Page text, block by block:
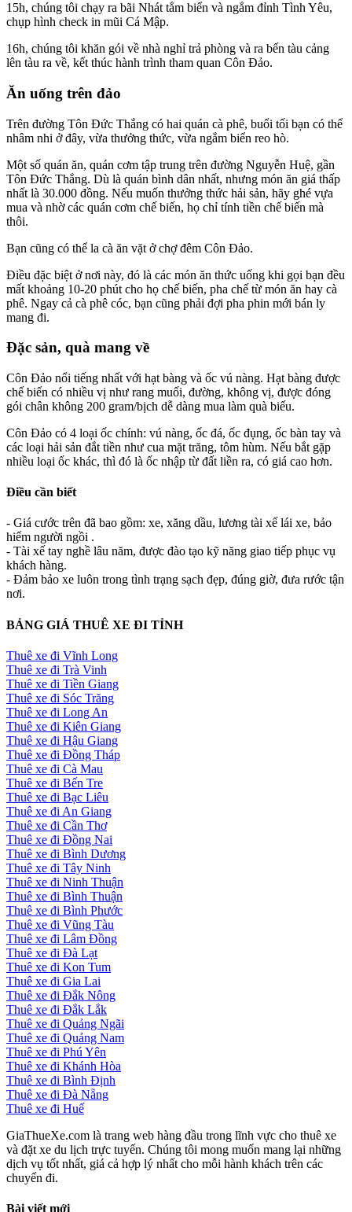
15h, chúng tôi chạy ra bãi Nhát tắm biển và ngắm đỉnh Tình Yêu,
chụp hình check in mũi Cá Mập.
16h, chúng tôi khăn gói về nhà nghỉ trả phòng và ra bến tàu cảng
lên tàu ra về, kết thúc hành trình tham quan Côn Đảo.
Ăn uống trên đảo
Trên đường Tôn Đức Thắng có hai quán cà phê, buổi tối bạn có thể
nhâm nhi ở đây, vừa thưởng thức, vừa ngắm biển reo hò.
Một số quán ăn, quán cơm tập trung trên đường Nguyễn Huệ, gần
Tôn Đức Thắng. Dù là quán bình dân nhất, nhưng món ăn giá thấp
nhất là 30.000 đồng. Nếu muốn thưởng thức hải sản, hãy ghé vựa
mua và nhờ các quán cơm chế biến, họ chỉ tính tiền chế biến mà
thôi.
Bạn cũng có thể la cà ăn vặt ở chợ đêm Côn Đảo.
Điều đặc biệt ở nơi này, đó là các món ăn thức uống khi gọi bạn đều
mất khoảng 10-20 phút cho họ chế biến, pha chế từ món ăn hay cà
phê. Ngay cả cà phê cóc, bạn cũng phải đợi pha phin mới bán ly
mang đi.
Đặc sản, quà mang về
Côn Đảo nổi tiếng nhất với hạt bàng và ốc vú nàng. Hạt bàng được
chế biến có nhiều vị như rang muối, đường, không vị, được đóng
gói chân không 200 gram/bịch dễ dàng mua làm quà biếu.
Côn Đảo có 4 loại ốc chính: vú nàng, ốc đá, ốc đụng, ốc bàn tay và
các loại hải sản đắt tiền như cua mặt trăng, tôm hùm. Nếu bắt gặp
nhiều loại ốc khác, thì đó là ốc nhập từ đất liền ra, có giá cao hơn.
Điều cần biết
- Giá cước trên đã bao gồm: xe, xăng dầu, lương tài xế lái xe, bảo
hiểm người ngồi .
- Tài xế tay nghề lâu năm, được đào tạo kỹ năng giao tiếp phục vụ
khách hàng.
- Đảm bảo xe luôn trong tình trạng sạch đẹp, đúng giờ, đưa rước tận
nơi.
BẢNG GIÁ THUÊ XE ĐI TỈNH
Thuê xe đi Vĩnh Long
Thuê xe đi Trà Vinh
Thuê xe đi Tiền Giang
Thuê xe đi Sóc Trăng
Thuê xe đi Long An
Thuê xe đi Kiên Giang
Thuê xe đi Hậu Giang
Thuê xe đi Đồng Tháp
Thuê xe đi Cà Mau
Thuê xe đi Bến Tre
Thuê xe đi Bạc Liêu
Thuê xe đi An Giang
Thuê xe đi Cần Thơ
Thuê xe đi Đồng Nai
Thuê xe đi Bình Dương
Thuê xe đi Tây Ninh
Thuê xe đi Ninh Thuận
Thuê xe đi Bình Thuận
Thuê xe đi Bình Phước
Thuê xe đi Vũng Tàu
Thuê xe đi Lâm Đồng
Thuê xe đi Đà Lạt
Thuê xe đi Kon Tum
Thuê xe đi Gia Lai
Thuê xe đi Đắk Nông
Thuê xe đi Đắk Lắk
Thuê xe đi Quảng Ngãi
Thuê xe đi Quảng Nam
Thuê xe đi Phú Yên
Thuê xe đi Khánh Hòa
Thuê xe đi Bình Định
Thuê xe đi Đà Nẵng
Thuê xe đi Huế
GiaThueXe.com là trang web hàng đầu trong lĩnh vực cho thuê xe
và đặt xe du lịch trực tuyến. Chúng tôi mong muốn mang lại những
dịch vụ tốt nhất, giá cả hợp lý nhất cho mỗi hành khách trên các
chuyến đi.
Bài viết mới